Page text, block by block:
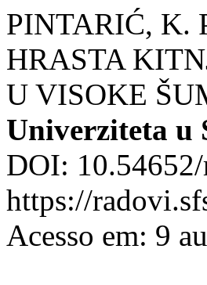
PINTARIĆ, K.
HRASTA
U VISOKE
Univerziteta u
DOI:
https://
Acesso em: 9